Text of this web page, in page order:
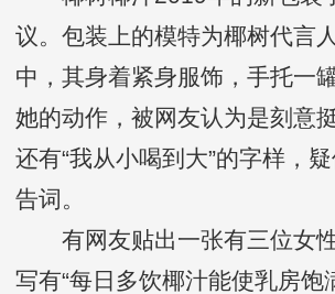
议。包装上的模特为椰树代言
中，其身着紧身服饰，手托一
她的动作，被网友认为是刻意
还有“我从小喝到大”的字样，
告词。
有网友贴出一张有三位女
写有“每日多饮椰汁能使乳房饱